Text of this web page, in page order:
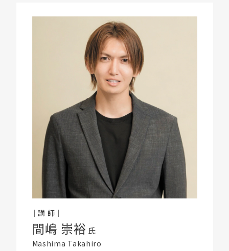
｜講 師｜
間嶋 崇裕 氏
Mashima Takahiro
プライムサロン会員の方のみ、お申込いただけます。